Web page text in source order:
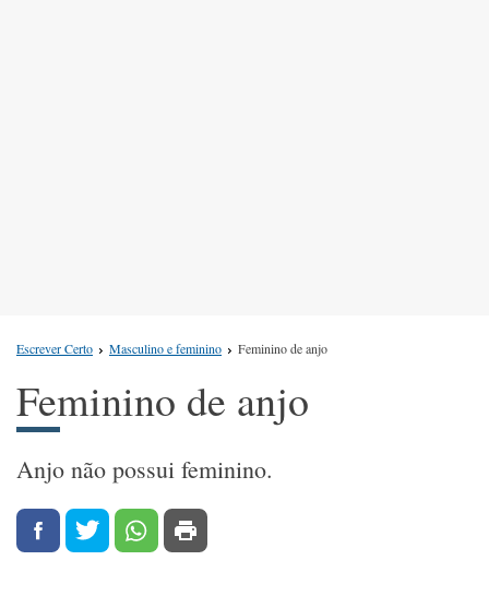
Escrever Certo Masculino e feminino Feminino de anjo
Feminino de anjo
Anjo não possui feminino.